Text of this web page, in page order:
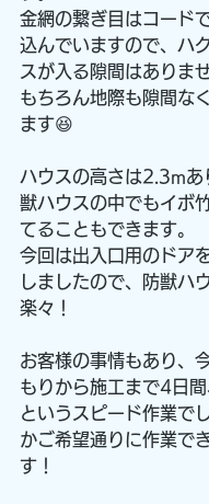
金網の繋ぎ目はコード
込んでいますので、ハ
スが入る隙間はありま
もちろん地際も隙間な
ます😆
ハウスの高さは2.3mあ
獣ハウスの中でもイボ
てることもできます。
今回は出入口用のドア
しましたので、防獣ハ
楽々！
お客様の事情もあり、
もりから施工まで4日
というスピード作業で
かご希望通りに作業で
す！